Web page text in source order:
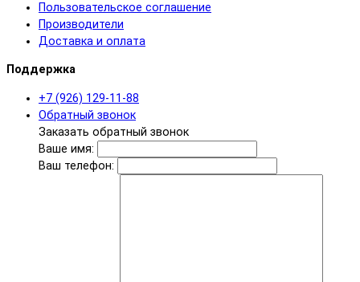
Пользовательское соглашение
Производители
Доставка и оплата
Поддержка
+7 (926) 129-11-88
Обратный звонок
Заказать обратный звонок
Ваше имя:
Ваш телефон: